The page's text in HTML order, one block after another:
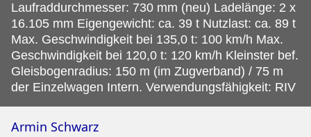
Laufraddurchmesser: 730 mm (neu) Ladelänge: 2 x
16.105 mm Eigengewicht: ca. 39 t Nutzlast: ca. 89 t
Max. Geschwindigkeit bei 135,0 t: 100 km/h Max.
Geschwindigkeit bei 120,0 t: 120 km/h Kleinster bef.
Gleisbogenradius: 150 m (im Zugverband) / 75 m
der Einzelwagen Intern. Verwendungsfähigkeit: RIV
Armin Schwarz